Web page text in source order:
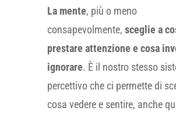
La mente, più o meno
consapevolmente, sceglie a
prestare attenzione e cosa
ignorare. È il nostro stesso
percettivo che ci permette di
cosa vedere e sentire, anche